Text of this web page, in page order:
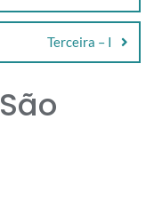
Terceira – I
São